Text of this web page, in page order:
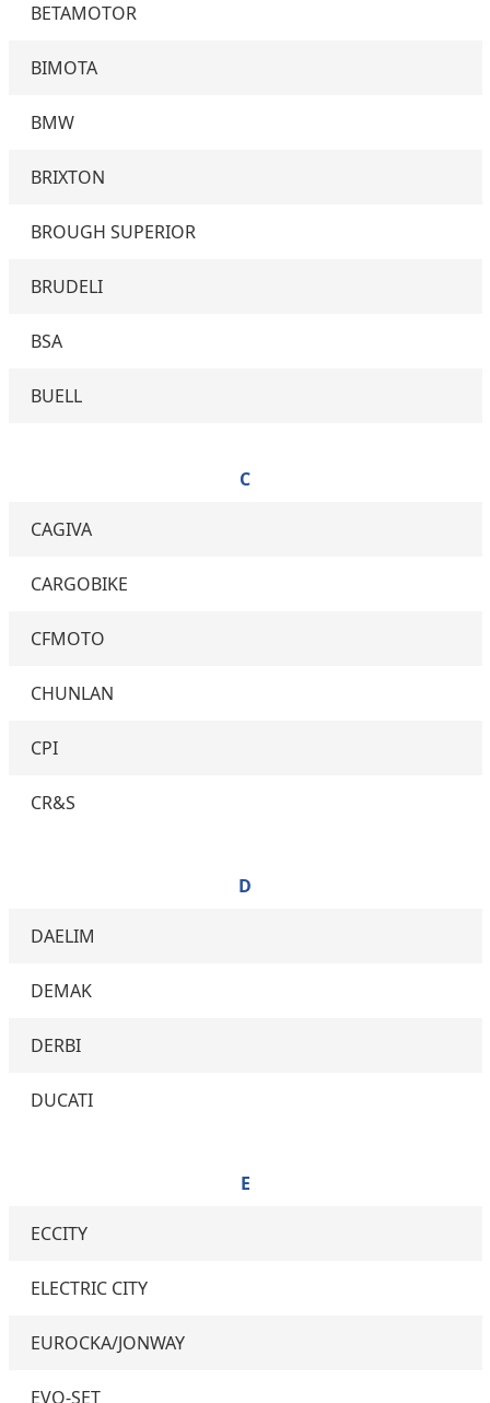
BETAMOTOR
BIMOTA
BMW
BRIXTON
BROUGH SUPERIOR
BRUDELI
BSA
BUELL
C
CAGIVA
CARGOBIKE
CFMOTO
CHUNLAN
CPI
CR&S
D
DAELIM
DEMAK
DERBI
DUCATI
E
ECCITY
ELECTRIC CITY
EUROCKA/JONWAY
EVO-SET